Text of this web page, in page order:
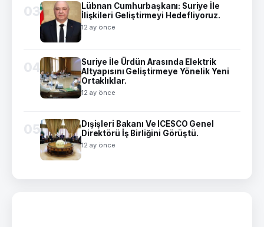
03
Lübnan Cumhurbaşkanı: Suriye İle
İlişkileri Geliştirmeyi Hedefliyoruz.
12 ay önce
04
Suriye İle Ürdün Arasında Elektrik
Altyapısını Geliştirmeye Yönelik Yeni
Ortaklıklar.
12 ay önce
05
Dışişleri Bakanı Ve ICESCO Genel
Direktörü İş Birliğini Görüştü.
12 ay önce